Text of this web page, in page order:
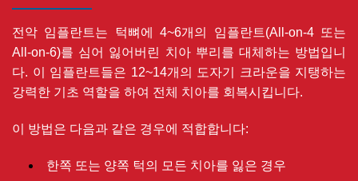
전악 임플란트는 턱뼈에 4~6개의 임플란트(All-on-4 또는
All-on-6)를 심어 잃어버린 치아 뿌리를 대체하는 방법입니
다. 이 임플란트들은 12~14개의 도자기 크라운을 지탱하는
강력한 기초 역할을 하여 전체 치아를 회복시킵니다.
이 방법은 다음과 같은 경우에 적합합니다:
한쪽 또는 양쪽 턱의 모든 치아를 잃은 경우